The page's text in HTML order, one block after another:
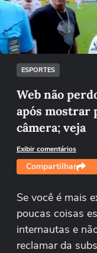
ESPORTES
Web não
após mostrar
câmera; veja
Exibir comentários
Compartilhar
Se você é mais
poucas coisas
internautas e
reclamar da